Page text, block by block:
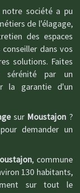
notre société a pu
de l'élagage,
des espaces
dans vos
solutions. Faites
sérénité par un
la garantie d'un
sur Moustajon ?
pour demander un
, commune
130 habitants,
sur tout le